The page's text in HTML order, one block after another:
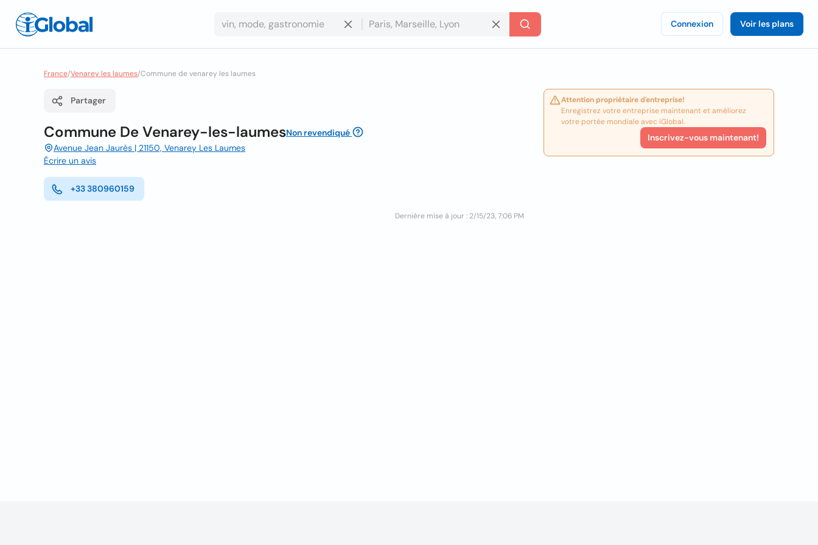
Connexion Voir les plans
France/Venarey les laumes/Commune de venarey les laumes
Partager
Commune De Venarey-les-laumesNon revendiqué
Avenue Jean Jaurès | 21150, Venarey Les Laumes
Écrire un avis
+33 380960159
Dernière mise à jour : 2/15/23, 7:06 PM
Attention propriétaire d'entreprise!
Enregistrez votre entreprise maintenant et améliorez
votre portée mondiale avec iGlobal.
Inscrivez-vous maintenant!